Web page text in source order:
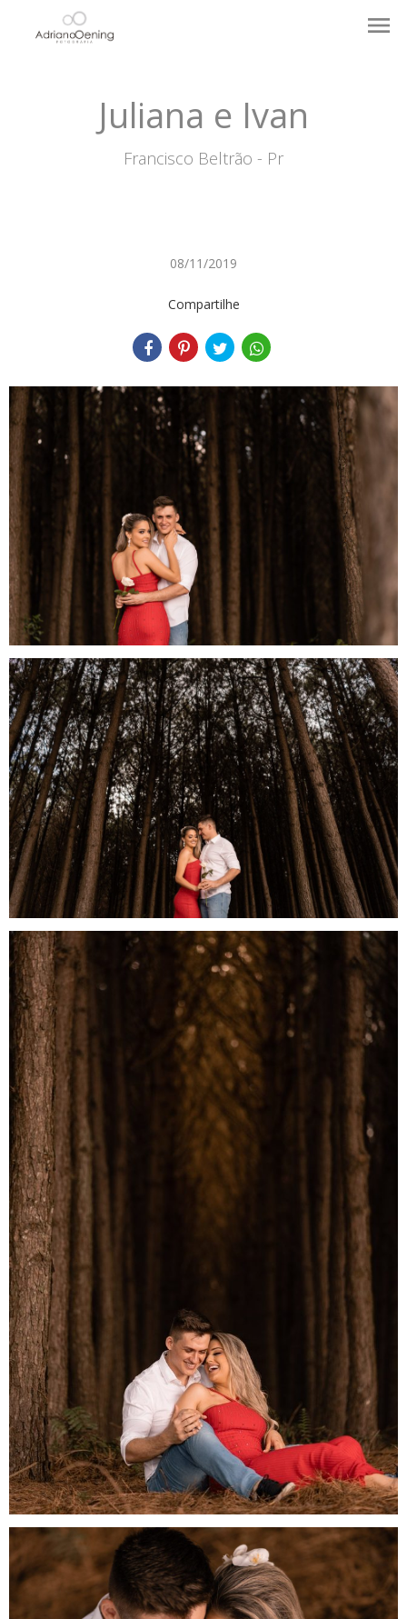
menu
Juliana e Ivan
Francisco Beltrão - Pr
08/11/2019
Compartilhe